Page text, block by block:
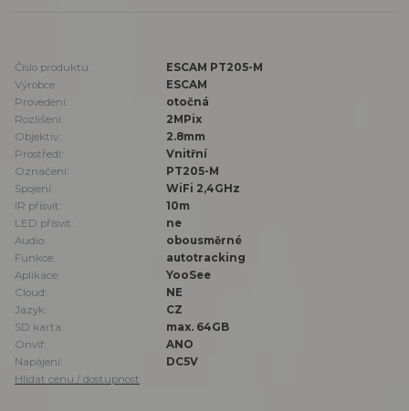
Číslo produktu:
ESCAM PT205-M
Výrobce:
ESCAM
Provedení:
otočná
Rozlišení:
2MPix
Objektiv:
2.8mm
Prostředí:
Vnitřní
Označení:
PT205-M
Spojení:
WiFi 2,4GHz
IR přísvit:
10m
LED přísvit:
ne
Audio:
obousměrné
Funkce:
autotracking
Aplikace:
YooSee
Cloud:
NE
Jazyk:
CZ
SD karta:
max. 64GB
Onvif:
ANO
Napájení:
DC5V
Hlídat cenu / dostupnost